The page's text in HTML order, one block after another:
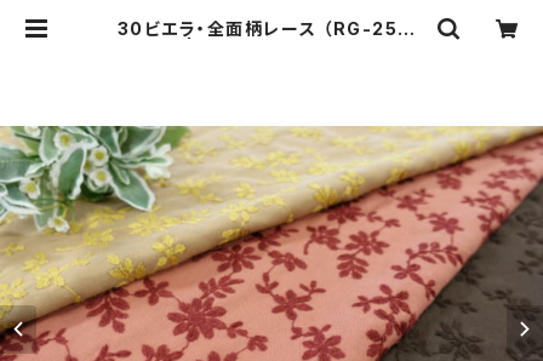
30ビエラ・全面柄レース （RG-2598